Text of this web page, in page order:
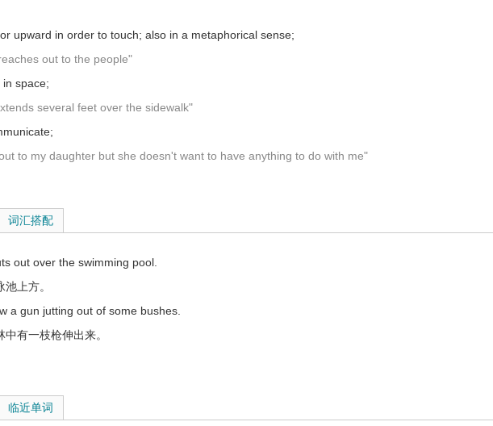
upward in order to touch; also in a metaphorical sense;
out to the people"
space;
several feet over the sidewalk"
to my daughter but she doesn't want to have anything to do with me"
：
out over the swimming pool.
上方。
a gun jutting out of some bushes.
有一枝枪伸出来。
its branches towards the light.
we stretched out on the grass.
词汇搭配
临近单词